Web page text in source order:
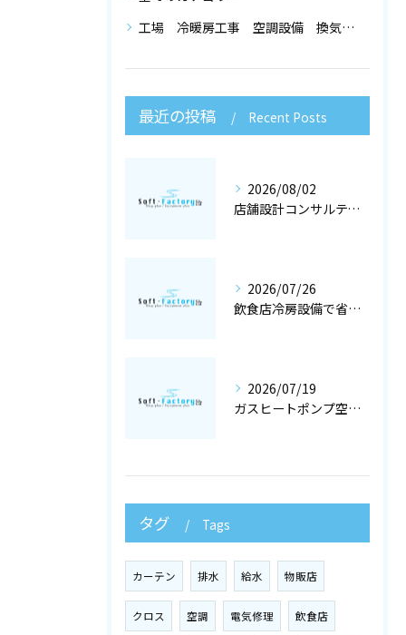
工場 冷暖房工事 空調設備 換気設備 店舗設計
最近の投稿 Recent Posts
2026/08/02
店舗設計コンサルティングと冷暖房工事で快適な空調設備を大阪府大阪市で実現するポイント
2026/07/26
飲食店冷房設備で省エネと快適を両立する冷暖房工事と空調設備選定の店舗設計術
2026/07/19
ガスヒートポンプ空調で冷暖房工事と空調設備を最適化する店舗設計ガイド
タグ Tags
カーテン 排水 給水 物販店
クロス 空調 電気修理 飲食店